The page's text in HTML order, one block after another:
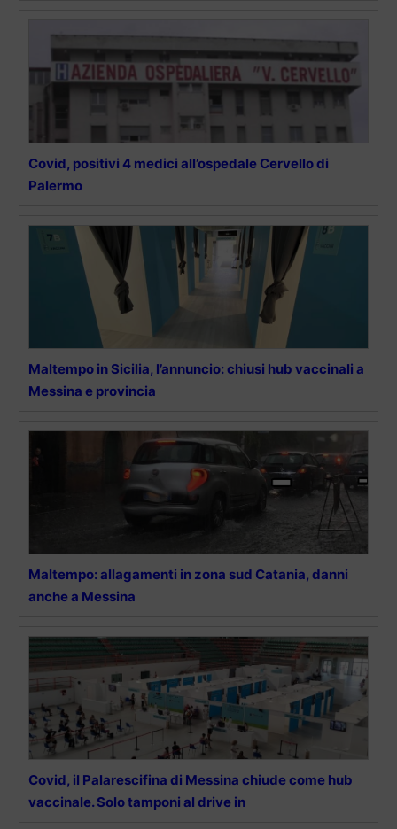
Covid, positivi 4 medici all’ospedale Cervello di
Palermo
Maltempo in Sicilia, l’annuncio: chiusi hub vaccinali a
Messina e provincia
Maltempo: allagamenti in zona sud Catania, danni
anche a Messina
Covid, il Palarescifina di Messina chiude come hub
vaccinale. Solo tamponi al drive in